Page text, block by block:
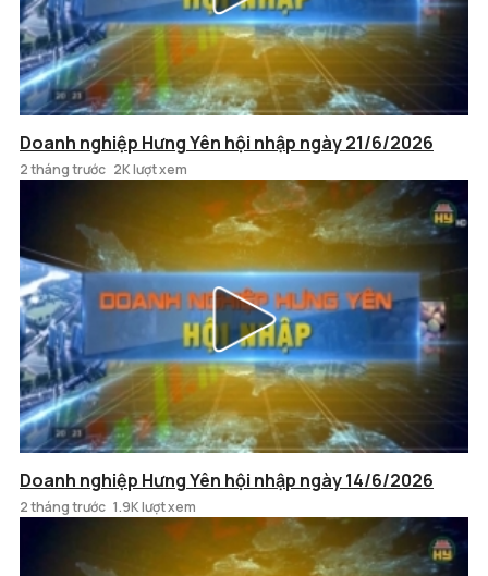
Doanh nghiệp Hưng Yên hội nhập ngày 21/6/2026
2 tháng trước 2K lượt xem
Doanh nghiệp Hưng Yên hội nhập ngày 14/6/2026
2 tháng trước 1.9K lượt xem